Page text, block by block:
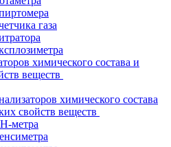
газа
химического состава и
веществ
химического состава
свойств веществ
метра